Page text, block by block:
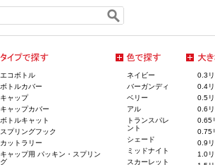
エコボトル
ボトルカバー
キャップ
キャップカバー
ボトルキャット
スプリングフック
カットラリー
キャップ用 パッキン・スプリン
グ
ネイビー
バーガンディ
ベリー
アル
トランスパレ
ント
シェード
ミッドナイト
スカーレット
0.3
0.4
0.5
0.6
0.65
0.75
0.9
1.0